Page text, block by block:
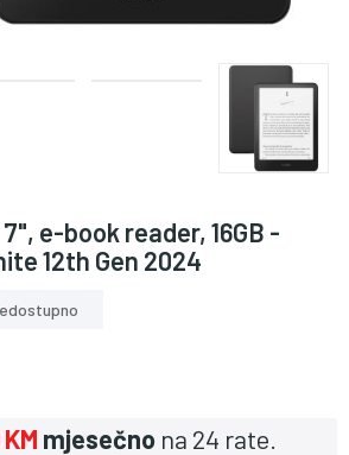
e-book reader, 16GB -
12th Gen 2024
mjesečno na 24 rate.